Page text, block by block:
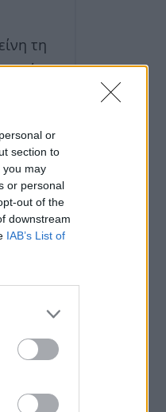
or
section to
you may
or personal
out of the
downstream
IAB’s List of
τη
και